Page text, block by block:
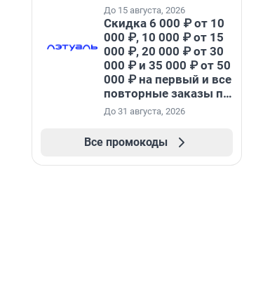
До 15 августа, 2026
Скидка 6 000 ₽ от 10
000 ₽, 10 000 ₽ от 15
000 ₽, 20 000 ₽ от 30
000 ₽ и 35 000 ₽ от 50
000 ₽ на первый и все
повторные заказы по
промокоду НАБЕРИ
До 31 августа, 2026
Все промокоды